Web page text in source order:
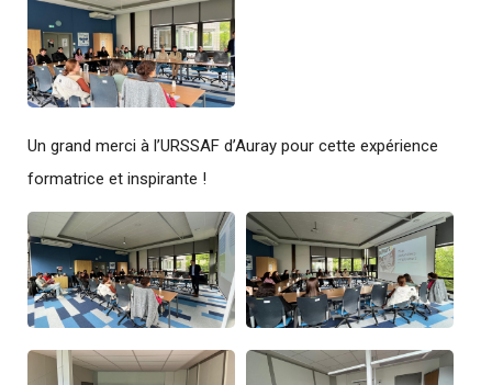
Un grand merci à l’URSSAF d’Auray pour cette expérience
formatrice et inspirante !